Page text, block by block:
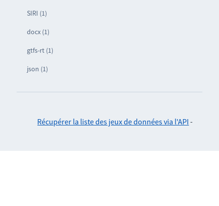
SIRI (1)
docx (1)
gtfs-rt (1)
json (1)
Récupérer la liste des jeux de données via l'API -